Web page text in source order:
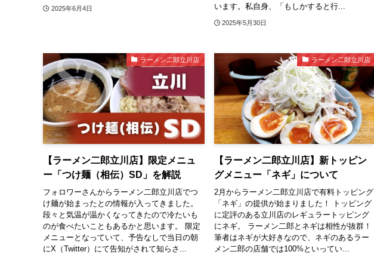
2025年6月4日
います。私自身、「もしかすると行...
2025年5月30日
ラーメン二郎立川店
【ラーメン二郎立川店】限定メニュ
ー「つけ麺（相伝）SD」を解説
フォロワーさんからラーメン二郎立川店でつ
け麺が始まったとの情報が入ってきました。
段々と気温が温かくなってきたので冷たいも
のが食べたいこともあるかと思います。 限定
メニューとなっていて、予告なしで当日の朝
にX（Twitter）にて告知がされて知らさ...
ラーメン二郎立川店
【ラーメン二郎立川店】新トッピン
グメニュー「ネギ」について
2月からラーメン二郎立川店で有料トッピング
「ネギ」の提供が始まりました！ トッピング
に定評のある立川店のレギュラートッピング
にネギ。 ラーメン二郎とネギは相性が抜群！
筆者はネギが大好きなので、ネギのあるラー
メン二郎の店舗では100%といってい...